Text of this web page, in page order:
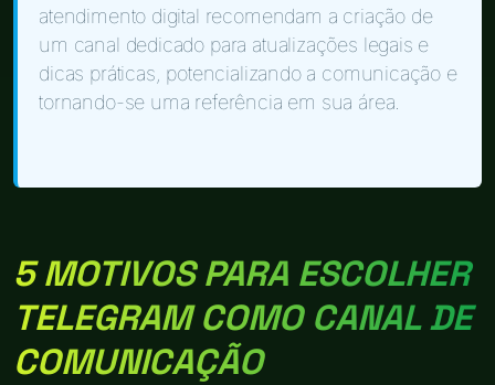
atendimento digital recomendam a criação de
um canal dedicado para atualizações legais e
dicas práticas, potencializando a comunicação e
tornando-se uma referência em sua área.
5 MOTIVOS PARA ESCOLHER
TELEGRAM COMO CANAL DE
COMUNICAÇÃO